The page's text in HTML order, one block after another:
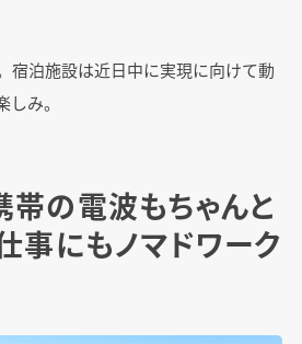
宿泊施設は近日中に実現に向けて動
み。
の電波もちゃんと
事にもノマドワーク